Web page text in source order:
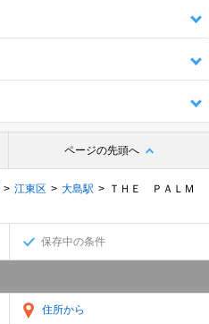
ページの先頭へ
江東区 大島駅
ＴＨＥ ＰＡＬＭ
保存中の条件
住所から